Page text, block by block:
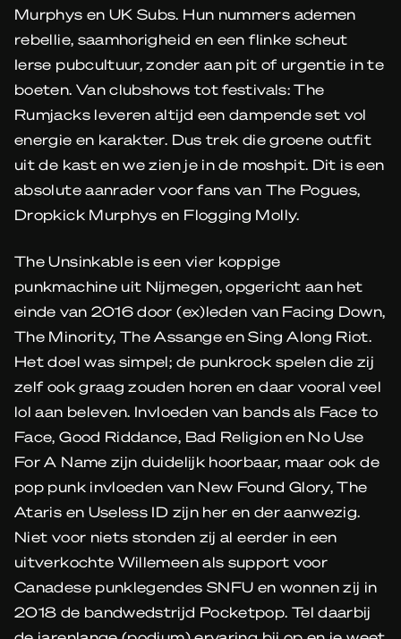
Murphys en UK Subs. Hun nummers ademen
rebellie, saamhorigheid en een flinke scheut
Ierse pubcultuur, zonder aan pit of urgentie in te
boeten. Van clubshows tot festivals: The
Rumjacks leveren altijd een dampende set vol
energie en karakter. Dus trek die groene outfit
uit de kast en we zien je in de moshpit. Dit is een
absolute aanrader voor fans van The Pogues,
Dropkick Murphys en Flogging Molly.
The Unsinkable is een vier koppige
punkmachine uit Nijmegen, opgericht aan het
einde van 2016 door (ex)leden van Facing Down,
The Minority, The Assange en Sing Along Riot.
Het doel was simpel; de punkrock spelen die zij
zelf ook graag zouden horen en daar vooral veel
lol aan beleven. Invloeden van bands als Face to
Face, Good Riddance, Bad Religion en No Use
For A Name zijn duidelijk hoorbaar, maar ook de
pop punk invloeden van New Found Glory, The
Ataris en Useless ID zijn her en der aanwezig.
Niet voor niets stonden zij al eerder in een
uitverkochte Willemeen als support voor
Canadese punklegendes SNFU en wonnen zij in
2018 de bandwedstrijd Pocketpop. Tel daarbij